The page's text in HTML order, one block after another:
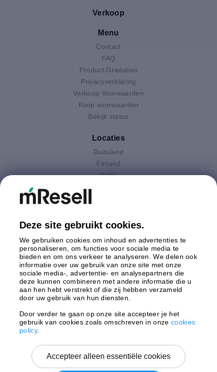
Verkoop
Menu
Contact
FAQ
Product Gradaties
Privacyverklaring
Verkoop Voorwaarden
Koop voorwaarden
Bekijk status
Locaties
Duitsland
Finland
Italië
Spanje
Zweden
Betaling
Deze site gebruikt cookies.
We gebruiken cookies om inhoud en advertenties te
personaliseren, om functies voor sociale media te
bieden en om ons verkeer te analyseren. We delen ook
informatie over uw gebruik van onze site met onze
sociale media-, advertentie- en analysepartners die
deze kunnen combineren met andere informatie die u
aan hen hebt verstrekt of die zij hebben verzameld
door uw gebruik van hun diensten.
Door verder te gaan op onze site accepteer je het
gebruik van cookies zoals omschreven in onze cookies
policy.
Accepteer alleen essentiële cookies